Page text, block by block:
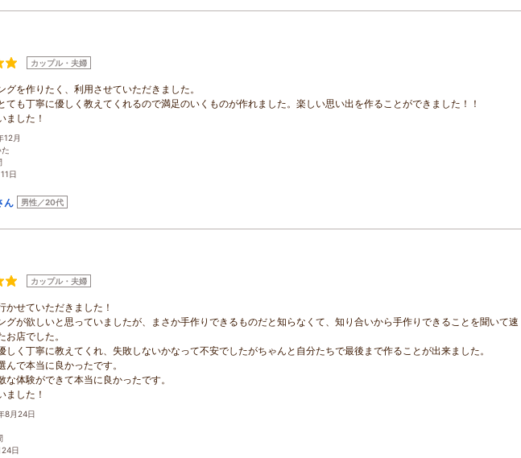
カップル・夫婦
グを作りたく、利用させていただきました。
ても丁寧に優しく教えてくれるので満足のいくものが作れました。楽しい思い出を作ることができました！！
ました！
12月
日
ん 男性／20代
カップル・夫婦
かせていただきました！
グが欲しいと思っていましたが、まさか手作りできるものだと知らなくて、知り合いから手作りできることを聞いて速
店でした。
しく丁寧に教えてくれ、失敗しないかなって不安でしたがちゃんと自分たちで最後まで作ることが出来ました。
んで本当に良かったです。
な体験ができて本当に良かったです。
ました！
8月24日
日